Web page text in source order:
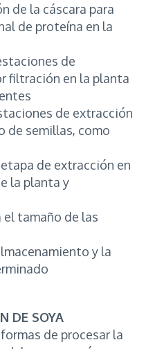
de la cáscara para
de proteína en la
de
filtración en la planta
de extracción
de semillas, como
de extracción en
la planta y
tamaño de las
y la
DE SOYA
de procesar la